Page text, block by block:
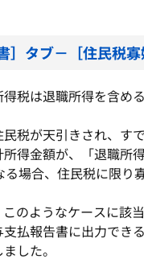
タブ－［住民税寡
税は退職所得を含め
民税が天引きされ、す
得金額が、「退職所
場合、住民税に限り
このようなケースに該
払報告書に出力でき
した。